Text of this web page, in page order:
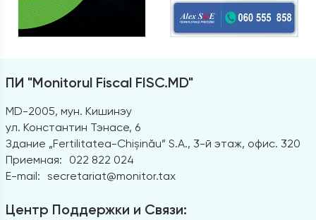
ПИ "Monitorul Fiscal FISC.MD"
MD-2005, мун. Кишинэу
ул. Константин Тэнасе, 6
Здание „Fertilitatea-Chișinău” S.A., 3-й этаж, офис. 320
Приемная:
022 822 024
E-mail: secretariat@monitor.tax
Центр Поддержки и Связи: